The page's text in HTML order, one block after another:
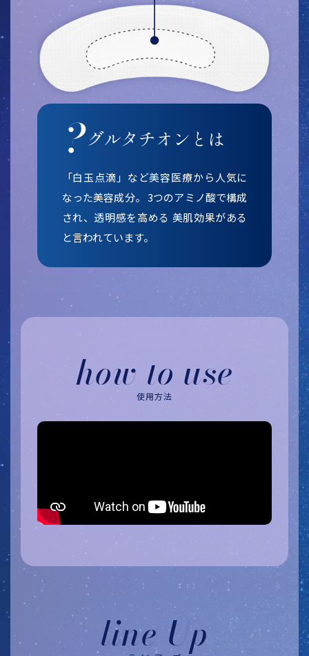
? グルタチオンとは
「白玉点滴」など美容医療から人気に
なった美容成分。 3つのアミノ酸で構成
され、透明感を高める 美肌効果がある
と言われています。
how to use
使用方法
line Up